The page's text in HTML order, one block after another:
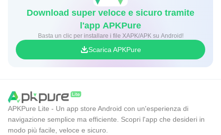
Download super veloce e sicuro tramite
l'app APKPure
Basta un clic per installare i file XAPK/APK su Android!
Scarica APKPure
APKPure Lite - Un app store Android con un'esperienza di
navigazione semplice ma efficiente. Scopri l'app che desideri in
modo più facile, veloce e sicuro.